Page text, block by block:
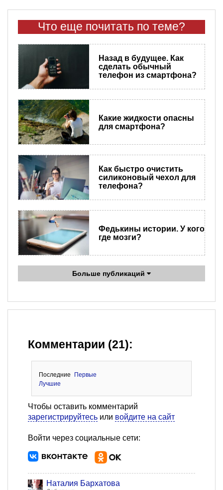
Что еще почитать по теме?
Назад в будущее. Как
сделать обычный
телефон из смартфона?
Какие жидкости опасны
для смартфона?
Как быстро очистить
силиконовый чехол для
телефона?
Федькины истории. У кого
где мозги?
Больше публикаций
Комментарии (21):
Последние
Первые
Лучшие
Чтобы оставить комментарий
зарегистрируйтесь или войдите на сайт
Войти через социальные сети:
Наталия Бархатова